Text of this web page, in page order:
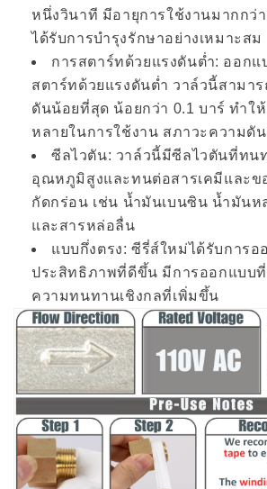
หนึ่งวินาที มีอายุการใช้งานมากกว่
ได้รับการบำรุงรักษาอย่างเหมาะสม
การสตาร์ทด้วยแรงดันต่ำ: ออกแ
สตาร์ทด้วยแรงดันต่ำ วาล์วนี้สามาร
ดันน้อยที่สุด น้อยกว่า 0.1 บาร์ ทำใ
หลายในการใช้งาน สภาวะความดั
ซีลไวตัน: วาล์วนี้มีซีลไวตันที่ทน
อุณหภูมิสูงและทนต่อสารเคมีและข
กัดกร่อน เช่น น้ำมันเบนซิน น้ำมันห
และสารหล่อลื่น
แบบกึ่งตรง: ซีรี่ส์ใหม่ได้รับการอ
ประสิทธิภาพที่ดีขึ้น มีการออกแบบ
ความทนทานเชิงกลที่เพิ่มขึ้น